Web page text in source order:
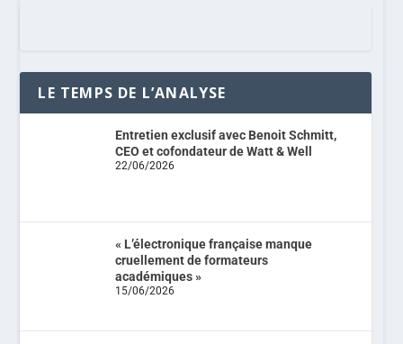
LE TEMPS DE L’ANALYSE
Entretien exclusif avec Benoit Schmitt,
CEO et cofondateur de Watt & Well
22/06/2026
« L’électronique française manque
cruellement de formateurs
académiques »
15/06/2026